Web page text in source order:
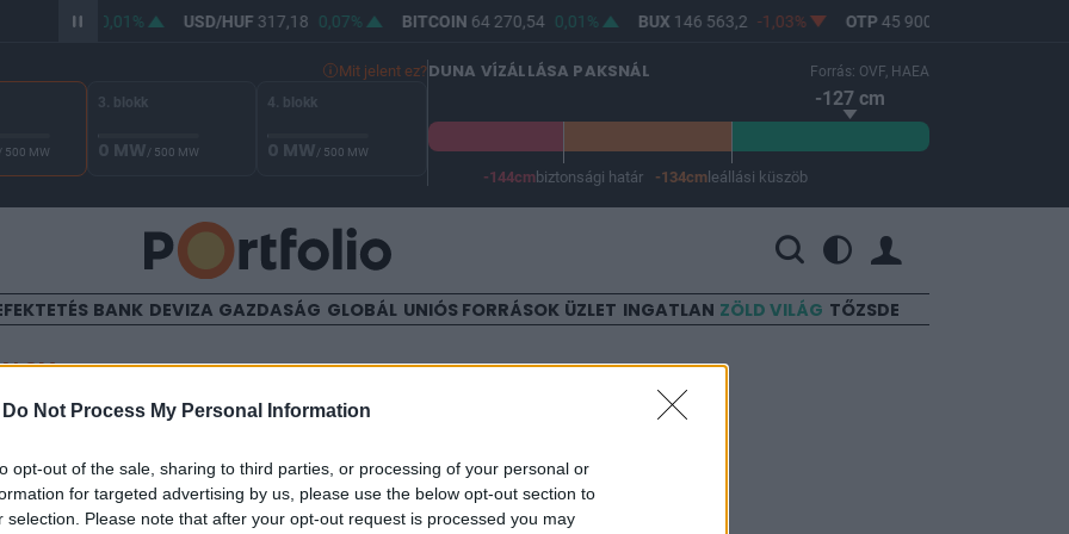
Do Not Process My Personal Information
opt-out of the sale, sharing to third parties, or processing of your personal or
for targeted advertising by us, please use the below opt-out section to
selection. Please note that after your opt-out request is processed you may
365,44 0,01% USD/HUF 317,18 0,07% BITCOIN64 270,54 0,01% BUX146 563,2 -1,03% OTP45 900
Mit jelent ez?
/ 500 MW
3. blokk
0 MW/ 500 MW
4. blokk
0 MW/ 500 MW
DUNA VÍZÁLLÁSA PAKSNÁL Forrás: OVF, HAEA
-127 cm
-144cm biztonsági határ -134cm leállási küszöb
BANK DEVIZA GAZDASÁG GLOBÁL UNIÓS FORRÁSOK ÜZLET INGATLAN ZÖLD VILÁG TŐZSDE
a túlélőcsomag